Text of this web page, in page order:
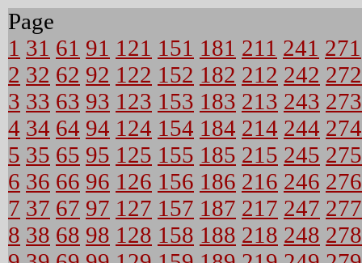
Page
1 31 61 91 121 151 181 211 241 271
2 32 62 92 122 152 182 212 242 272
3 33 63 93 123 153 183 213 243 273
4 34 64 94 124 154 184 214 244 274
5 35 65 95 125 155 185 215 245 275
6 36 66 96 126 156 186 216 246 276
7 37 67 97 127 157 187 217 247 277
8 38 68 98 128 158 188 218 248 278